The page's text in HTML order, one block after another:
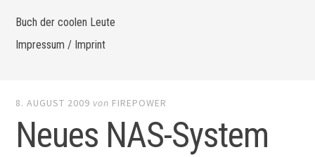
Buch der coolen Leute
Impressum / Imprint
8. AUGUST 2009 von FIREPOWER
Neues NAS-System